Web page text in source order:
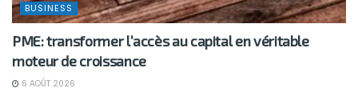
BUSINESS
PME: transformer l’accès au capital en véritable
moteur de croissance
6 AOÛT 2026